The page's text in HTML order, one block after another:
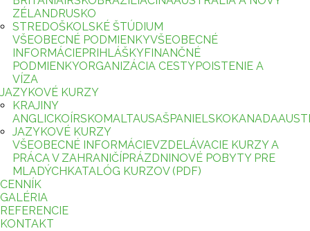
ZÉLANDRUSKO
STREDOŠKOLSKÉ ŠTÚDIUM
VŠEOBECNÉ PODMIENKYVŠEOBECNÉ
INFORMÁCIEPRIHLÁŠKYFINANČNÉ
PODMIENKYORGANIZÁCIA CESTYPOISTENIE A
VÍZA
JAZYKOVÉ KURZY
KRAJINY
ANGLICKOÍRSKOMALTAUSAŠPANIELSKOKANADA
JAZYKOVÉ KURZY
VŠEOBECNÉ INFORMÁCIEVZDELÁVACIE KURZY A
PRÁCA V ZAHRANIČÍPRÁZDNINOVÉ POBYTY PRE
MLADÝCHKATALÓG KURZOV (PDF)
CENNÍK
GALÉRIA
REFERENCIE
KONTAKT